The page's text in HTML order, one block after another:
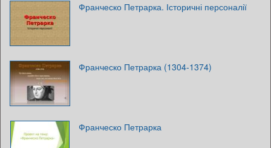
Франческо Петрарка. Історичні персоналії
Франческо Петрарка (1304-1374)
Франческо Петрарка